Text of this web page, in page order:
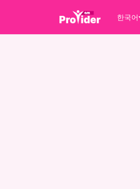
한국어